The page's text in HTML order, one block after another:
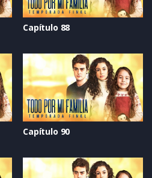
Capítulo 88
Capítulo 90